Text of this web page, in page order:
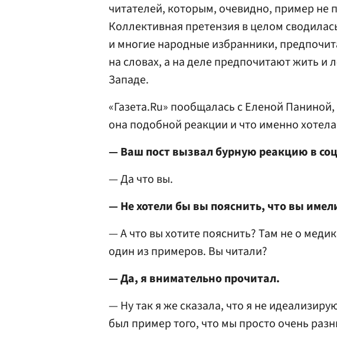
читателей, которым, очевидно, пример не
Коллективная претензия в целом
и многие народные избранники,
на словах, а на деле предпочитают жить и
Западе.
«Газета.Ru» пообщалась с Еленой
она подобной реакции и что именно
— Ваш пост вызвал бурную реакцию в
— Да что вы.
— Не хотели бы вы пояснить, что вы
— А что вы хотите пояснить? Там не о
один из примеров. Вы читали?
— Да, я внимательно прочитал.
— Ну так я же сказала, что я не
был пример того, что мы просто очень